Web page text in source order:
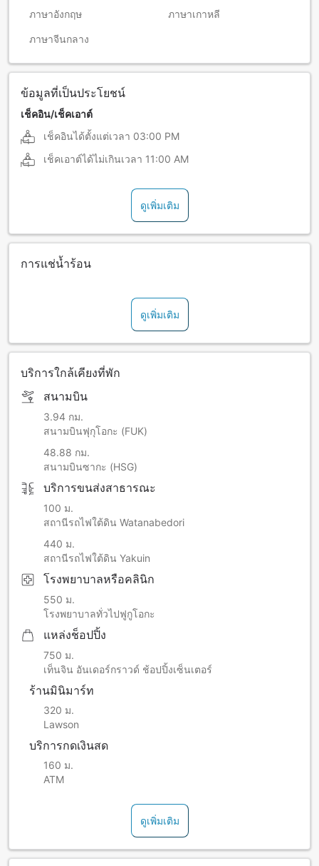
ภาษาอังกฤษ ภาษาเกาหลี
ภาษาจีนกลาง
ข้อมูลที่เป็นประโยชน์
เช็คอิน/เช็คเอาต์
เช็คอินได้ตั้งแต่เวลา 03:00 PM
เช็คเอาต์ได้ไม่เกินเวลา 11:00 AM
ดูเพิ่มเติม
การแช่น้ำร้อน
ดูเพิ่มเติม
บริการใกล้เคียงที่พัก
สนามบิน
3.94 กม.
สนามบินฟุกุโอกะ (FUK)
48.88 กม.
สนามบินซากะ (HSG)
บริการขนส่งสาธารณะ
100 ม.
สถานีรถไฟใต้ดิน Watanabedori
440 ม.
สถานีรถไฟใต้ดิน Yakuin
โรงพยาบาลหรือคลินิก
550 ม.
โรงพยาบาลทั่วไปฟูกูโอกะ
แหล่งช็อปปิ้ง
750 ม.
เท็นจิน อันเดอร์กราวด์ ช้อปปิ้งเซ็นเตอร์
ร้านมินิมาร์ท
320 ม.
Lawson
บริการกดเงินสด
160 ม.
ATM
ดูเพิ่มเติม